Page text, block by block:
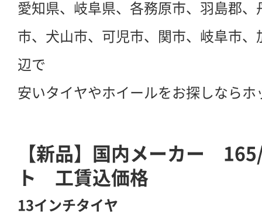
愛知県、岐阜県、各務原市、羽島郡
市、犬山市、可児市、関市、岐阜市
辺で
安いタイヤやホイールをお探しなら
【新品】国内メーカー
ト 工賃込価格
13インチタイヤ